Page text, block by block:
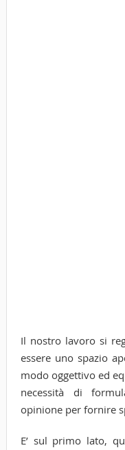
Il nostro lavoro si
essere uno spazio
modo oggettivo ed
necessità di
opinione per fornire
E’ sul primo lato,